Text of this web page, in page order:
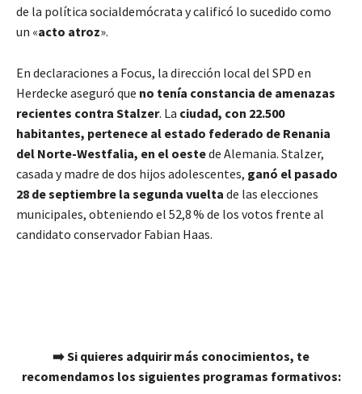
de la política socialdemócrata y calificó lo sucedido como
un «acto atroz».
En declaraciones a Focus, la dirección local del SPD en
Herdecke aseguró que no tenía constancia de amenazas
recientes contra Stalzer. La ciudad, con 22.500
habitantes, pertenece al estado federado de Renania
del Norte-Westfalia, en el oestede Alemania. Stalzer,
casada y madre de dos hijos adolescentes, ganó el pasado
28 de septiembre la segunda vuelta de las elecciones
municipales, obteniendo el 52,8 % de los votos frente al
candidato conservador Fabian Haas.
➡️ Si quieres adquirir más conocimientos, te
recomendamos los siguientes programas formativos: